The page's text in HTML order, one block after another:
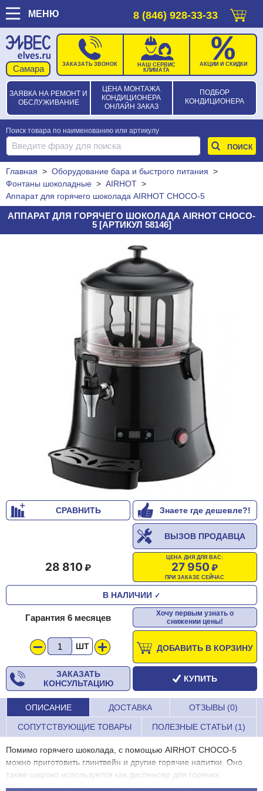
МЕНЮ 8 (846) 928-33-33
ЗАЯВКА НА РЕМОНТ И
ОБСЛУЖИВАНИЕ
ЦЕНА МОНТАЖА
КОНДИЦИОНЕРА
ОНЛАЙН ЗАКАЗ
ПОДБОР
КОНДИЦИОНЕРА
ЗАКАЗАТЬ ЗВОНОК
НАШ СЕРВИС
КЛИМАТА
АКЦИИ И СКИДКИ
Поиск товара по наименованию или артикулу
Главная > Оборудование бара и быстрого питания >
Фонтаны шоколадные > AIRHOT >
Аппарат для горячего шоколада AIRHOT CHOCO-5
АППАРАТ ДЛЯ ГОРЯЧЕГО ШОКОЛАДА AIRHOT CHOCO-
5 [АРТИКУЛ 58146]
СРАВНИТЬ Знаете где дешевле?!
ВЫЗОВ ПРОДАВЦА
ЦЕНА ДНЯ ДЛЯ ВАС:
27 950
ПРИ ЗАКАЗЕ СЕЙЧАС
28 810
В НАЛИЧИИ ✓
Гарантия 6 месяцев
Хочу первым узнать о
снижении цены!
ШТ ДОБАВИТЬ В КОРЗИНУ
ЗАКАЗАТЬ
КОНСУЛЬТАЦИЮ
КУПИТЬ
ОПИСАНИЕ ДОСТАВКА ОТЗЫВЫ (0)
СОПУТСТВУЮЩИЕ ТОВАРЫ ПОЛЕЗНЫЕ СТАТЬИ (1)
Помимо горячего шоколада, с помощью AIRHOT CHOCO-5
можно приготовить глинтвейн и другие горячие напитки. Оно
также широко используется как диспенсер для горячих
напитков, в особенности, для горячего шоколада.